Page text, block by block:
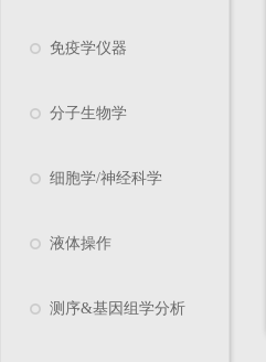
免疫学仪器
分子生物学
细胞学/神经科学
液体操作
测序&基因组学分析